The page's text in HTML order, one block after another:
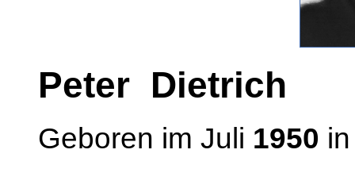
Peter Dietrich
Geboren im Juli 1950